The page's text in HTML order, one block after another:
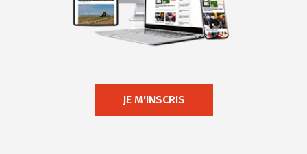
JE M'INSCRIS